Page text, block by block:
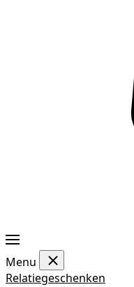
Menu
Relatiegeschenken